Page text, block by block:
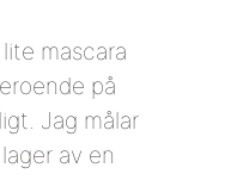
mascara
på
Jag målar
av en